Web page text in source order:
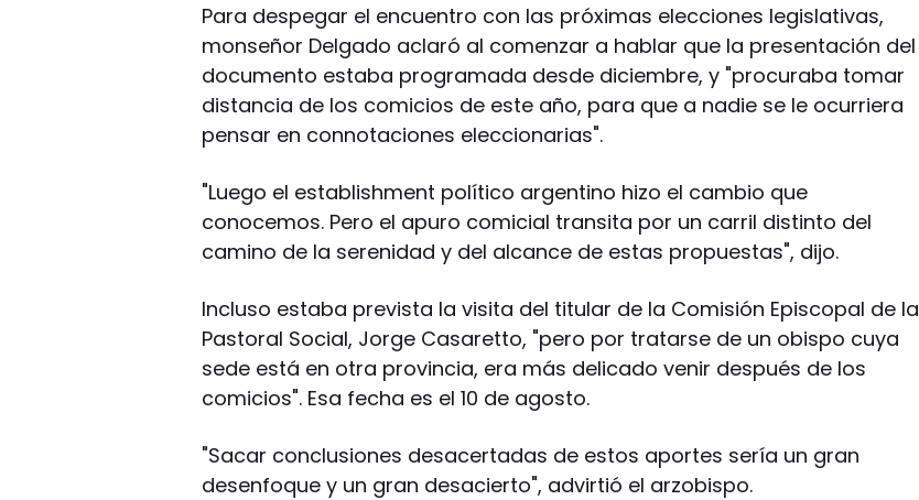
Para despegar el encuentro con las próximas elecciones legislativas,
monseñor Delgado aclaró al comenzar a hablar que la presentación del
documento estaba programada desde diciembre, y "procuraba tomar
distancia de los comicios de este año, para que a nadie se le ocurriera
pensar en connotaciones eleccionarias".
"Luego el establishment político argentino hizo el cambio que
conocemos. Pero el apuro comicial transita por un carril distinto del
camino de la serenidad y del alcance de estas propuestas", dijo.
Incluso estaba prevista la visita del titular de la Comisión Episcopal de la
Pastoral Social, Jorge Casaretto, "pero por tratarse de un obispo cuya
sede está en otra provincia, era más delicado venir después de los
comicios". Esa fecha es el 10 de agosto.
"Sacar conclusiones desacertadas de estos aportes sería un gran
desenfoque y un gran desacierto", advirtió el arzobispo.